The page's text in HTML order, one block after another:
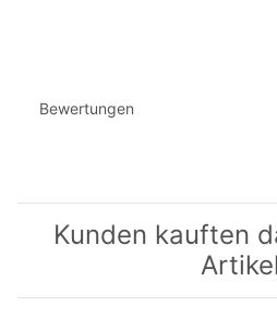
Bewertungen
Kunden kauften